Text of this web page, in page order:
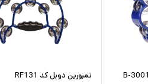
تمبورین دوبل کد RF131